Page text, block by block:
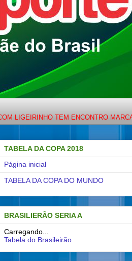
TEM ENCONTRO MARCADO NA
TABELA DA COPA 2018
Página inicial
TABELA DA COPA DO MUNDO
BRASILIERÃO SERIA A
Carregando...
Tabela do Brasileirão